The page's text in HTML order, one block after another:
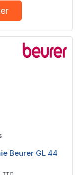
Beurer GL 44